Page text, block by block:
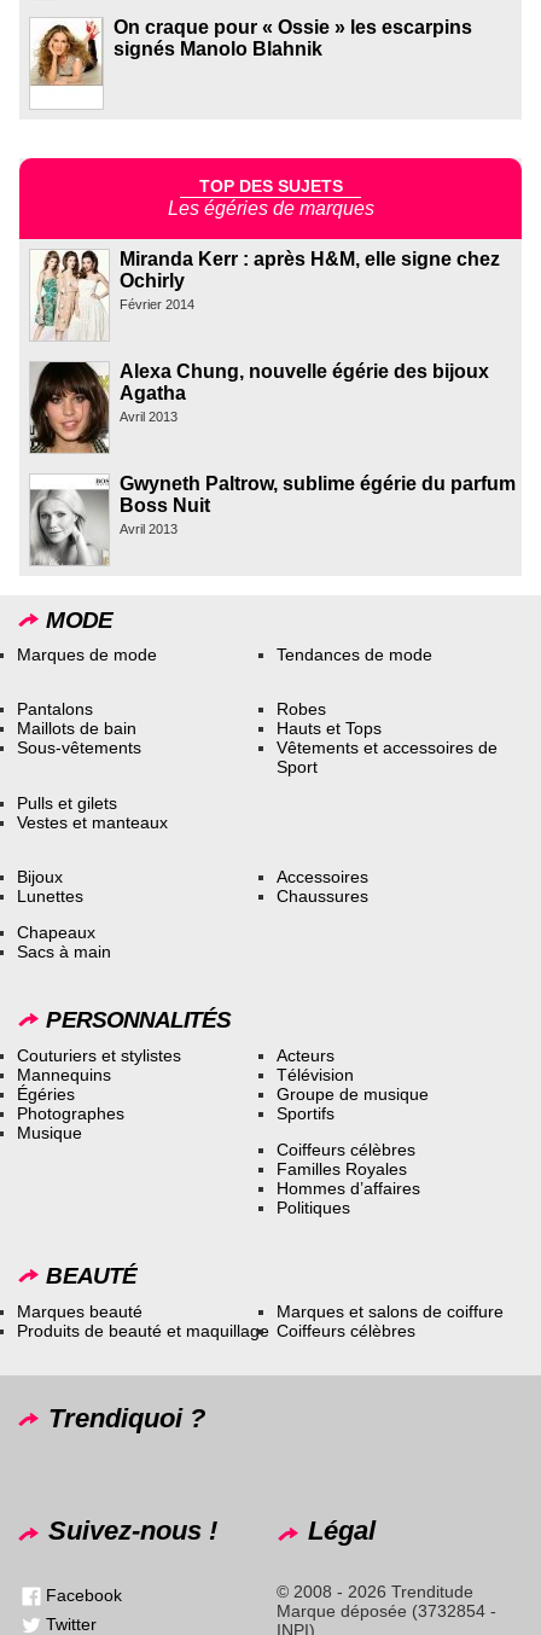
On craque pour « Ossie » les escarpins
signés Manolo Blahnik
TOP DES SUJETS
Les égéries de marques
Miranda Kerr : après H&M, elle signe chez
Ochirly
Février 2014
Alexa Chung, nouvelle égérie des bijoux
Agatha
Avril 2013
Gwyneth Paltrow, sublime égérie du parfum
Boss Nuit
Avril 2013
MODE
Marques de mode Tendances de mode
Pantalons
Maillots de bain
Sous-vêtements
Robes
Hauts et Tops
Vêtements et accessoires de
Sport
Pulls et gilets
Vestes et manteaux
Bijoux
Lunettes
Accessoires
Chaussures
Chapeaux
Sacs à main
PERSONNALITÉS
Couturiers et stylistes
Mannequins
Égéries
Photographes
Musique
Acteurs
Télévision
Groupe de musique
Sportifs
Coiffeurs célèbres
Familles Royales
Hommes d’affaires
Politiques
BEAUTÉ
Marques beauté
Produits de beauté et maquillage
Marques et salons de coiffure
Coiffeurs célèbres
Trendiquoi ?
Suivez-nous !
Facebook
Twitter
Légal
© 2008 - 2026 Trenditude
Marque déposée (3732854 -
INPI)